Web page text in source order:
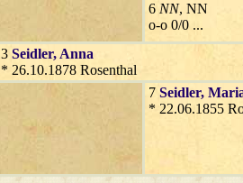
6 NN, NN
o-o 0/0 ...
3 Seidler, Anna
* 26.10.1878 Rosenthal
7 Seidler,
* 22.06.1855